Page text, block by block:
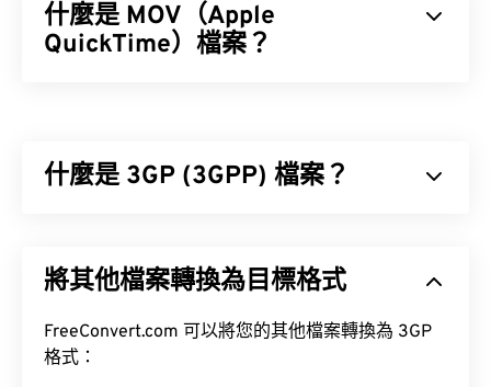
什麼是 MOV（Apple
QuickTime）檔案？
名。
如何開啟 MOV 檔案？
什麼是 3GP (3GPP) 檔案？
全球行動通訊系統 (GSM) 標準。
將其他檔案轉換為目標格式
FreeConvert.com 可以將您的其他檔案轉換為 3GP
格式：